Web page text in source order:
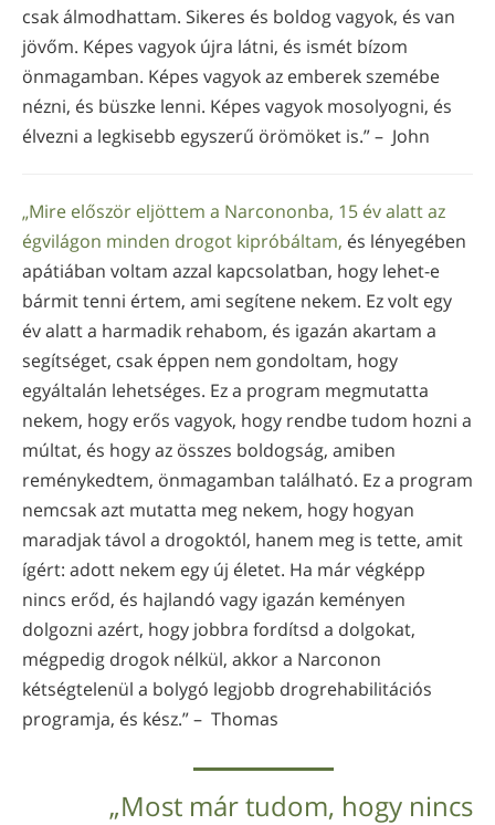
csak álmodhattam. Sikeres és boldog vagyok, és van
jövőm. Képes vagyok újra látni, és ismét bízom
önmagamban. Képes vagyok az emberek szemébe
nézni, és büszke lenni. Képes vagyok mosolyogni, és
élvezni a legkisebb egyszerű örömöket is.” – John
„Mire először eljöttem a Narcononba, 15 év alatt az
égvilágon minden drogot kipróbáltam, és lényegében
apátiában voltam azzal kapcsolatban, hogy lehet-e
bármit tenni értem, ami segítene nekem. Ez volt egy
év alatt a harmadik rehabom, és igazán akartam a
segítséget, csak éppen nem gondoltam, hogy
egyáltalán lehetséges. Ez a program megmutatta
nekem, hogy erős vagyok, hogy rendbe tudom hozni a
múltat, és hogy az összes boldogság, amiben
reménykedtem, önmagamban található. Ez a program
nemcsak azt mutatta meg nekem, hogy hogyan
maradjak távol a drogoktól, hanem meg is tette, amit
ígért: adott nekem egy új életet. Ha már végképp
nincs erőd, és hajlandó vagy igazán keményen
dolgozni azért, hogy jobbra fordítsd a dolgokat,
mégpedig drogok nélkül, akkor a Narconon
kétségtelenül a bolygó legjobb drogrehabilitációs
programja, és kész.” – Thomas
„Most már tudom, hogy nincs